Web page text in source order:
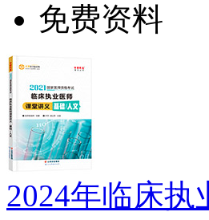
免费资料
2024年临床